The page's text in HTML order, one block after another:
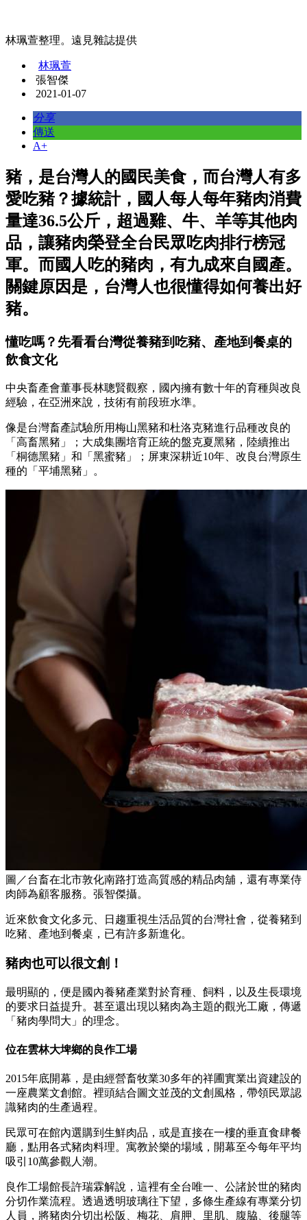
林珮萱整理。遠見雜誌提供
林珮萱
張智傑
2021-01-07
分享
傳送
A+
豬，是台灣人的國民美食，而台灣人有多
愛吃豬？據統計，國人每人每年豬肉消費
量達36.5公斤，超過雞、牛、羊等其他肉
品，讓豬肉榮登全台民眾吃肉排行榜冠
軍。而國人吃的豬肉，有九成來自國產。
關鍵原因是，台灣人也很懂得如何養出好
豬。
懂吃嗎？先看看台灣從養豬到吃豬、產地到餐桌的
飲食文化
中央畜產會董事長林聰賢觀察，國內擁有數十年的育種與改良
經驗，在亞洲來說，技術有前段班水準。
像是台灣畜產試驗所用梅山黑豬和杜洛克豬進行品種改良的
「高畜黑豬」；大成集團培育正統的盤克夏黑豬，陸續推出
「桐德黑豬」和「黑蜜豬」；屏東深耕近10年、改良台灣原生
種的「平埔黑豬」。
圖／台畜在北市敦化南路打造高質感的精品肉舖，還有專業侍
肉師為顧客服務。張智傑攝。
近來飲食文化多元、日趨重視生活品質的台灣社會，從養豬到
吃豬、產地到餐桌，已有許多新進化。
豬肉也可以很文創！
最明顯的，便是國內養豬產業對於育種、飼料，以及生長環境
的要求日益提升。甚至還出現以豬肉為主題的觀光工廠，傳遞
「豬肉學問大」的理念。
位在雲林大埤鄉的良作工場
2015年底開幕，是由經營畜牧業30多年的祥圃實業出資建設的
一座農業文創館。裡頭結合圖文並茂的文創風格，帶領民眾認
識豬肉的生產過程。
民眾可在館內選購到生鮮肉品，或是直接在一樓的垂直食肆餐
廳，點用各式豬肉料理。寓教於樂的場域，開幕至今每年平均
吸引10萬參觀人潮。
良作工場館長許瑞霖解說，這裡有全台唯一、公諸於世的豬肉
分切作業流程。透過透明玻璃往下望，多條生產線有專業分切
人員，將豬肉分切出松阪、梅花、肩胛、里肌、腹脇、後腿等